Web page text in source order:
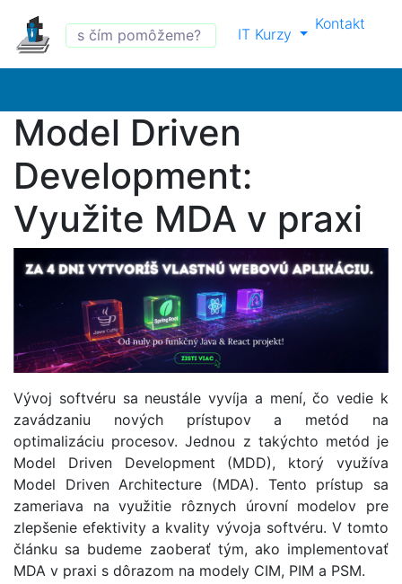
IT Kurzy
Kontakt
Model Driven
Development:
Využite MDA v praxi
Vývoj softvéru sa neustále vyvíja a mení, čo vedie k
zavádzaniu nových prístupov a metód na
optimalizáciu procesov. Jednou z takýchto metód je
Model Driven Development (MDD), ktorý využíva
Model Driven Architecture (MDA). Tento prístup sa
zameriava na využitie rôznych úrovní modelov pre
zlepšenie efektivity a kvality vývoja softvéru. V tomto
článku sa budeme zaoberať tým, ako implementovať
MDA v praxi s dôrazom na modely CIM, PIM a PSM.